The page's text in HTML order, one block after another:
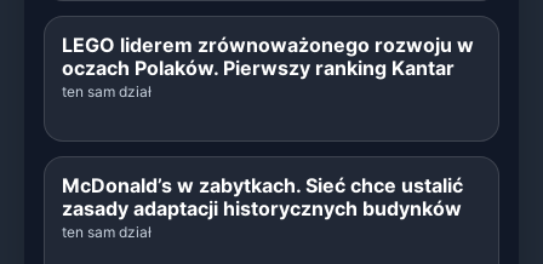
LEGO liderem zrównoważonego rozwoju w
oczach Polaków. Pierwszy ranking Kantar
ten sam dział
McDonald’s w zabytkach. Sieć chce ustalić
zasady adaptacji historycznych budynków
ten sam dział